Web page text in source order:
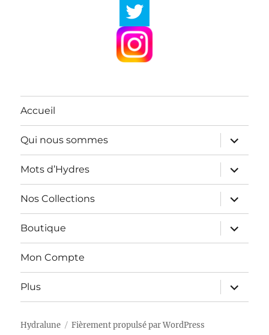
Accueil
Qui nous sommes
ouvrir
le
sous-
menu
Mots d’Hydres
ouvrir
le
sous-
menu
Nos Collections
ouvrir
le
sous-
menu
Boutique
ouvrir
le
sous-
Mon Compte
Plus
ouvrir
le
sous-
Hydralune Fièrement propulsé par WordPress